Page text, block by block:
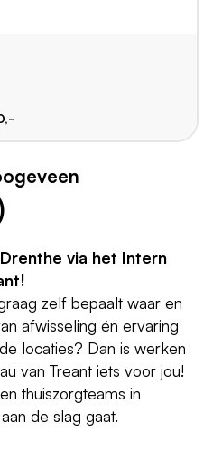
via het Intern
zelf bepaalt waar en
afwisseling én ervaring
locaties? Dan is werken
van Treant iets voor jou!
thuiszorgteams in
de slag gaat.